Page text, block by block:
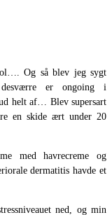
Og så blev jeg sygt
er ongoing i
helt af… Blev supersart
en skide ært under 20
med havrecreme og
dermatitis havde et
ned, og min